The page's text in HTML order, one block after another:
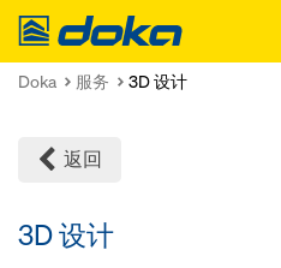
Doka
Doka 服务 3D 设计
返回
3D 设计